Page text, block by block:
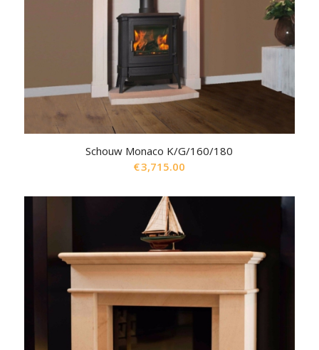
Schouw Monaco K/G/160/180
€3,715.00